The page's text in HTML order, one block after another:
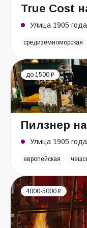
True Cost
Улица 1905 года
средиземноморская
до 1500 ₽
Пилзнер
Улица 1905 года
европейская
4000-5000 ₽